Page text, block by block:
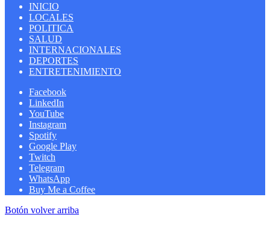
INICIO
LOCALES
POLITICA
SALUD
INTERNACIONALES
DEPORTES
ENTRETENIMIENTO
Facebook
LinkedIn
YouTube
Instagram
Spotify
Google Play
Twitch
Telegram
WhatsApp
Buy Me a Coffee
Botón volver arriba